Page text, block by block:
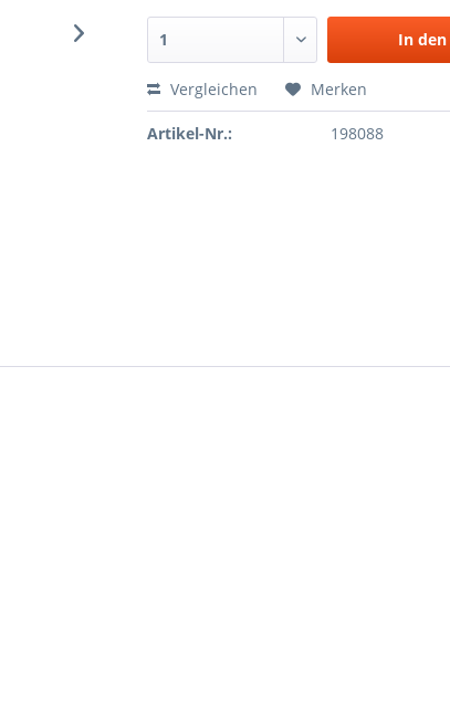
In den
Vergleichen Merken
Artikel-Nr.: 198088